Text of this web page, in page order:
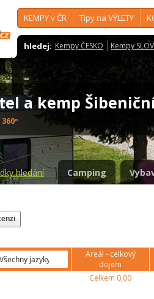
KEMPY v ČR Tipy na VÝLETY
hledej: Kempy ČESKO Kempy
a kemp
360º
hledání Camping
Areál - celkový
dojem
Celkem 0,00